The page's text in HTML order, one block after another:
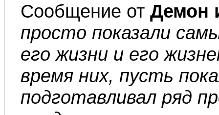
Сообщение от Демон
просто показали
его жизни и его
время них, пусть
подготавливал ряд